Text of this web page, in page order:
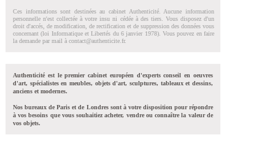
Ces informations sont destinées au cabinet Authenticité. Aucune information
personnelle n'est collectée à votre insu ni cédée à des tiers. Vous disposez d'un
droit d'accés, de modification, de rectification et de suppression des données vous
concernant (loi Informatique et Libertés du 6 janvier 1978). Vous pouvez en faire
la demande par mail à contact@authenticite.fr.
Authenticité est le premier cabinet européen d'experts conseil en oeuvres
d'art, spécialistes en meubles, objets d'art, sculptures, tableaux et dessins,
anciens et modernes.
Nos bureaux de Paris et de Londres sont à votre disposition pour répondre
à vos besoins que vous souhaitiez acheter, vendre ou connaître la valeur de
vos objets.